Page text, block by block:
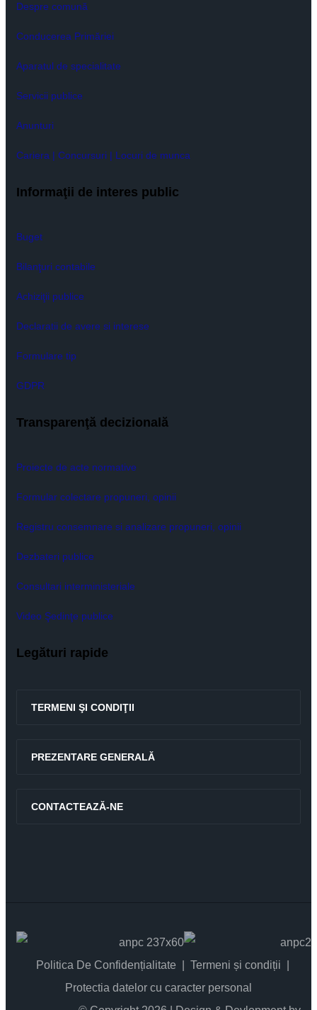
Despre comună
Conducerea Primăriei
Aparatul de specialitate
Servicii publice
Anunturi
Cariera | Concursuri | Locuri de munca
Informaţii de interes public
Buget
Bilanţuri contabile
Achiziţii publice
Declaratii de avere si interese
Formulare tip
GDPR
Transparenţă decizională
Proiecte de acte normative
Formular colectare propuneri, opinii
Registru consemnare si analizare propuneri, opinii
Dezbateri publice
Consultari interministeriale
Video Şedinţe publice
Legături rapide
TERMENI ŞI CONDIŢII
PREZENTARE GENERALĂ
CONTACTEAZĂ-NE
Politica De Confidențialitate
Termeni și condiții
Protectia datelor cu caracter personal